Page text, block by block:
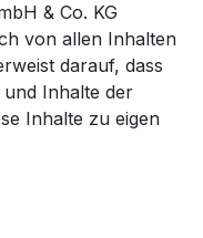
& Co. KG
von allen Inhalten
darauf, dass
Inhalte der
Inhalte zu eigen